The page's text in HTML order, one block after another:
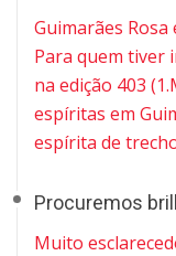
Guimarães
Para quem tiver
na edição 403
espíritas em
espírita de
Procuremos
Muito